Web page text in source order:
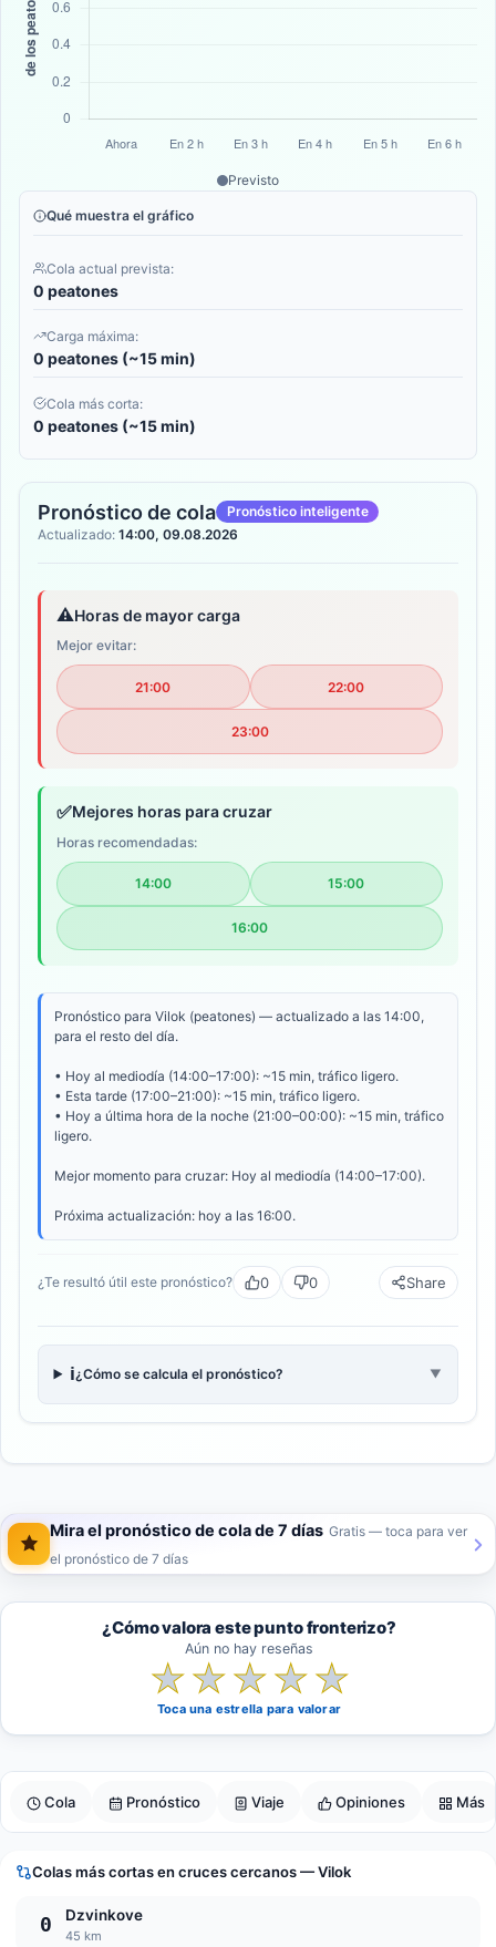
Cola Pronóstico Viaje Opiniones Más
Previsto
Qué muestra el gráfico
Cola actual prevista:
0 peatones
Carga máxima:
0 peatones (~15 min)
Cola más corta:
0 peatones (~15 min)
Pronóstico de cola
Pronóstico inteligente
Actualizado: 14:00, 09.08.2026
⚠️Horas de mayor carga
Mejor evitar:
21:00 22:00
23:00
✅Mejores horas para cruzar
Horas recomendadas:
14:00 15:00
16:00
Pronóstico para Vilok (peatones) — actualizado a las 14:00,
para el resto del día.
• Hoy al mediodía (14:00–17:00): ~15 min, tráfico ligero.
• Esta tarde (17:00–21:00): ~15 min, tráfico ligero.
• Hoy a última hora de la noche (21:00–00:00): ~15 min, tráfico
ligero.
Mejor momento para cruzar: Hoy al mediodía (14:00–17:00).
Próxima actualización: hoy a las 16:00.
¿Te resultó útil este pronóstico? 0 0 Share
ℹ️¿Cómo se calcula el pronóstico? ▼
Mira el pronóstico de cola de 7 días Gratis — toca para ver
el pronóstico de 7 días
¿Cómo valora este punto fronterizo?
Aún no hay reseñas
★★★★★
Toca una estrella para valorar
Colas más cortas en cruces cercanos — Vilok
0 Dzvinkove
45 km